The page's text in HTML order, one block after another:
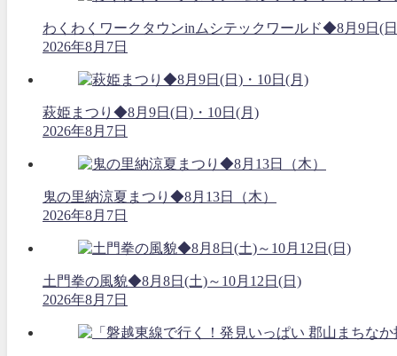
わくわくワークタウンinムシテックワールド◆8月9日(
2026年8月7日
萩姫まつり◆8月9日(日)・10日(月)
2026年8月7日
鬼の里納涼夏まつり◆8月13日（木）
2026年8月7日
土門拳の風貌◆8月8日(土)～10月12日(日)
2026年8月7日